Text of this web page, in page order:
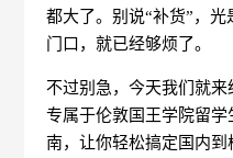
都大了。别说“补货”，
门口，就已经够烦了。
不过别急，今天我们就
专属于伦敦国王学院留
南，让你轻松搞定国内到